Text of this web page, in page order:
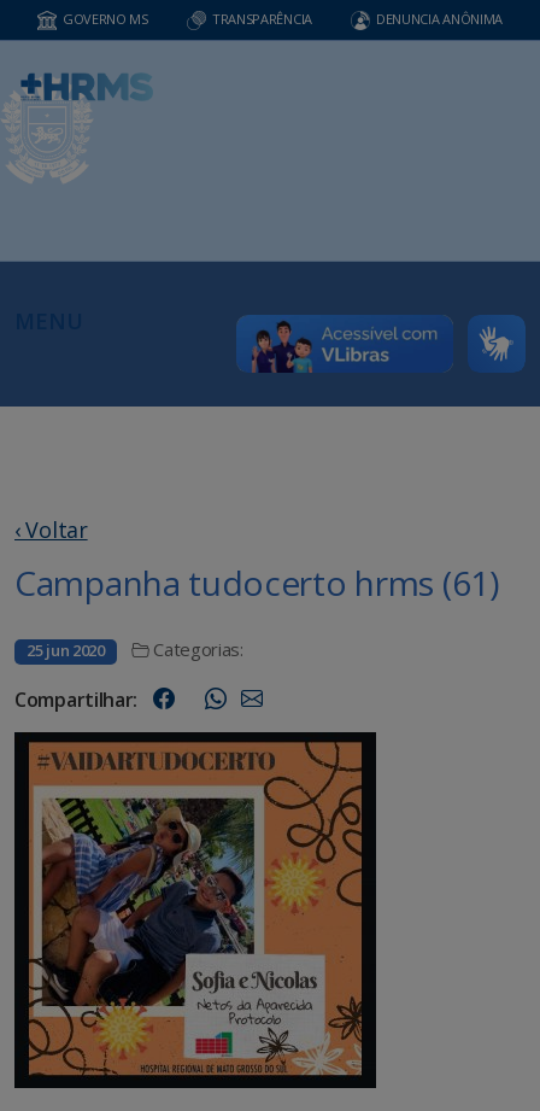
GOVERNO MS TRANSPARÊNCIA DENUNCIA ANÔNIMA
‹ Voltar
Campanha tudocerto hrms (61)
25 jun 2020 Categorias:
Compartilhar: